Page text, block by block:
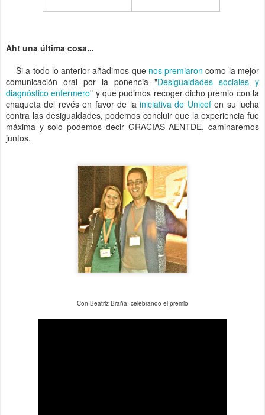
Ah! una última cosa...
Si a todo lo anterior añadimos que nos premiaron como la mejor
comunicación oral por la ponencia "Desigualdades sociales y
diagnóstico enfermero" y que pudimos recoger dicho premio con la
chaqueta del revés en favor de la iniciativa de Unicefen su lucha
contra las desigualdades, podemos concluir que la experiencia fue
máxima y solo podemos decir GRACIAS AENTDE, caminaremos
juntos.
Con Beatriz Braña, celebrando el premio